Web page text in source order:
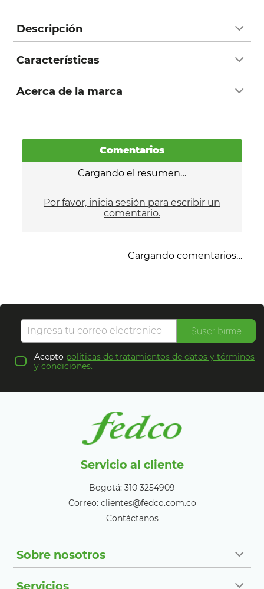
Descripción
Características
Acerca de la marca
Comentarios
Cargando el resumen…
Por favor, inicia sesión para escribir un
comentario.
Cargando comentarios…
Suscribirme
Acepto políticas de tratamientos de datos y términos
y condiciones.
Servicio al cliente
Bogotá: 310 3254909
Correo: clientes@fedco.com.co
Contáctanos
Sobre nosotros